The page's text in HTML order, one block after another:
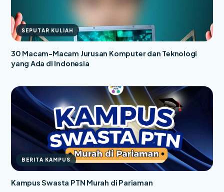
SEPUTAR KULIAH
30 Macam-Macam Jurusan Komputer dan Teknologi
yang Ada di Indonesia
BERITA KAMPUS
Kampus Swasta PTN Murah di Pariaman